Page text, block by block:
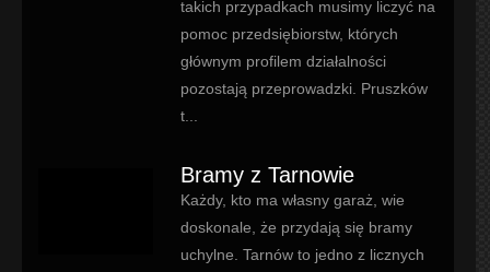
takich przypadkach musimy liczyć na
pomoc przedsiębiorstw, których
głównym profilem działalności
pozostają przeprowadzki. Pruszków
t...
Bramy z Tarnowie
Każdy, kto ma własny garaż, wie
doskonale, że przydają się bramy
uchylne. Tarnów to jedno z licznych